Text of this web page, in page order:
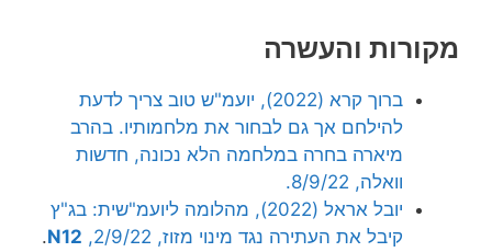
מקורות והעשרה
ברוך קרא (2022), יועמ"ש טוב צריך לדעת
להילחם אך גם לבחור את מלחמותיו. בהרב
מיארה בחרה במלחמה הלא נכונה, חדשות
וואלה, 8/9/22.
יובל אראל (2022), מהלומה ליועמ"שית: בג"ץ
קיבל את העתירה נגד מינוי מזוז, 2/9/22,
N12
.